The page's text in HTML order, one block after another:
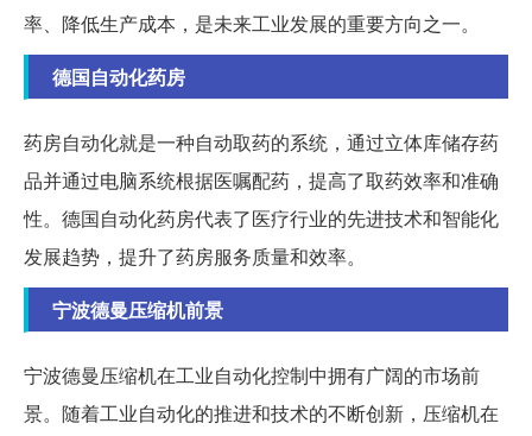
率、降低生产成本，是未来工业发展的重要方向之一。
德国自动化药房
药房自动化就是一种自动取药的系统，通过立体库储存药
品并通过电脑系统根据医嘱配药，提高了取药效率和准确
性。德国自动化药房代表了医疗行业的先进技术和智能化
发展趋势，提升了药房服务质量和效率。
宁波德曼压缩机前景
宁波德曼压缩机在工业自动化控制中拥有广阔的市场前
景。随着工业自动化的推进和技术的不断创新，压缩机在